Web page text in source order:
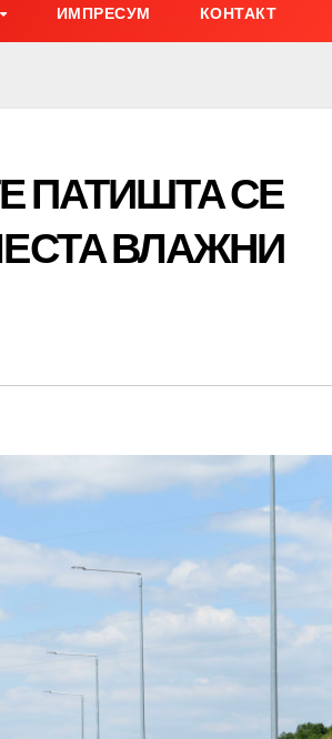
ИМПРЕСУМ КОНТАКТ
ПАТИШТА СЕ
ВЛАЖНИ